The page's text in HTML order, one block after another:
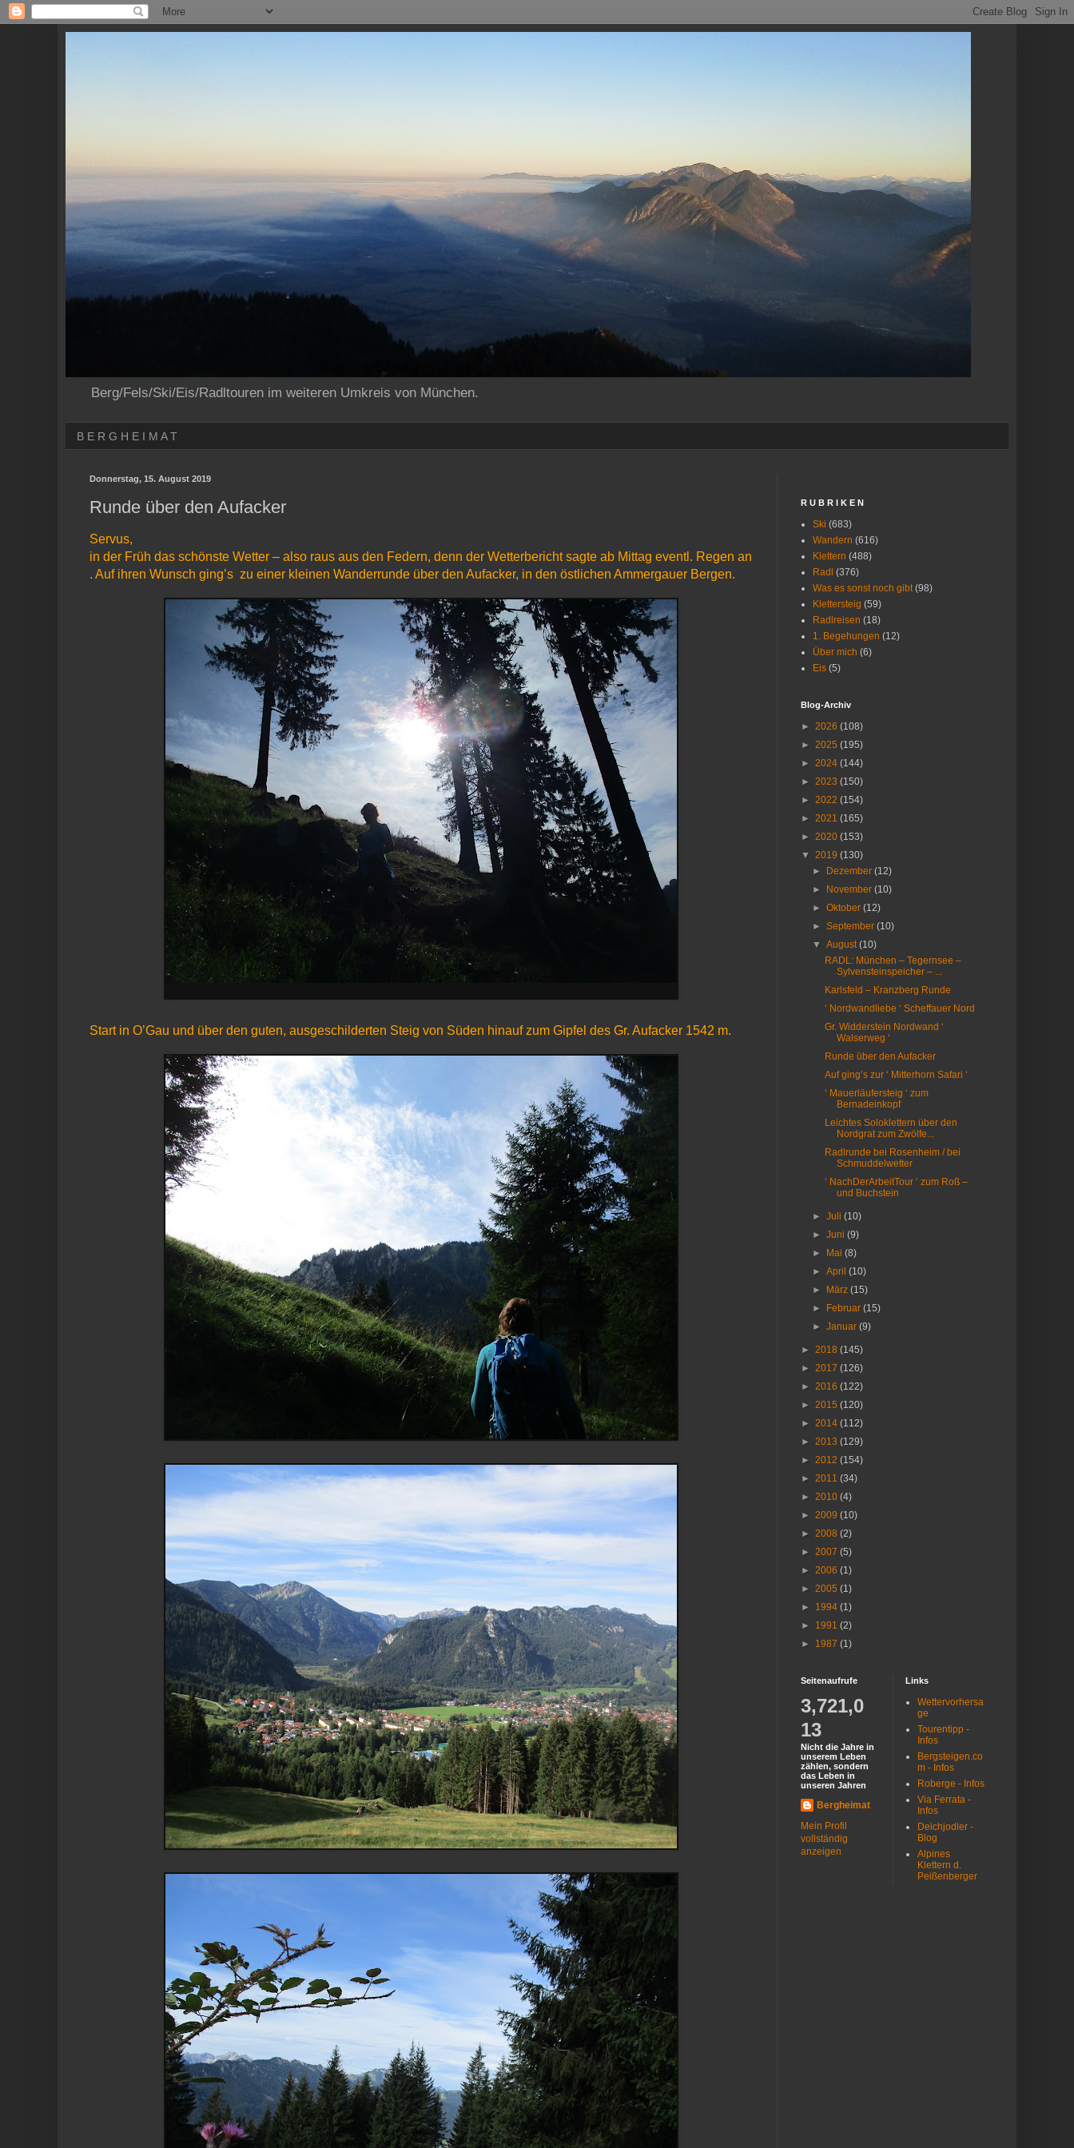
Berg/Fels/Ski/Eis/Radltouren im weiteren Umkreis von München.
B E R G H E I M A T
Donnerstag, 15. August 2019
Runde über den Aufacker
Servus,
in der Früh das schönste Wetter – also raus aus den Federn, denn der Wetterbericht sagte ab Mittag eventl. Regen an
. Auf ihren Wunsch ging’s zu einer kleinen Wanderrunde über den Aufacker, in den östlichen Ammergauer Bergen.
Start in O’Gau und über den guten, ausgeschilderten Steig von Süden hinauf zum Gipfel des Gr. Aufacker 1542 m.
R U B R I K E N
Ski (683)
Wandern (616)
Klettern (488)
Radl (376)
Was es sonst noch gibt (98)
Klettersteig (59)
Radlreisen (18)
1. Begehungen (12)
Über mich (6)
Eis (5)
Blog-Archiv
► 2026 (108)
► 2025 (195)
► 2024 (144)
► 2023 (150)
► 2022 (154)
► 2021 (165)
► 2020 (153)
▼ 2019 (130)
►
Dezember(12)
►
November(10)
►Oktober(12)
►September(10)
▼August(10)
RADL: München – Tegernsee –
Sylvensteinspeicher – ...
Karlsfeld – Kranzberg Runde
‘ Nordwandliebe ‘ Scheffauer Nord
Gr. Widderstein Nordwand ‘
Walserweg ‘
Runde über den Aufacker
Auf ging’s zur ‘ Mitterhorn Safari ‘
‘ Mauerläufersteig ‘ zum
Bernadeinkopf
Leichtes Soloklettern über den
Nordgrat zum Zwölfe...
Radlrunde bei Rosenheim / bei
Schmuddelwetter
‘ NachDerArbeitTour ‘ zum Roß –
und Buchstein
►Juli(10)
►Juni(9)
►
Mai(8)
►April(10)
►
März(15)
►
Februar(15)
►Januar(9)
► 2018 (145)
► 2017 (126)
► 2016 (122)
► 2015 (120)
► 2014 (112)
► 2013 (129)
► 2012 (154)
► 2011 (34)
► 2010 (4)
► 2009 (10)
► 2008 (2)
► 2007 (5)
► 2006 (1)
► 2005 (1)
► 1994 (1)
► 1991 (2)
► 1987 (1)
Seitenaufrufe
3,721,0
13
Nicht die Jahre in
unserem Leben
zählen, sondern
das Leben in
unseren Jahren
Bergheimat
Mein Profil
vollständig
anzeigen
Links
Wettervorhersa
ge
Tourentipp -
Infos
Bergsteigen.co
m - Infos
Roberge - Infos
Via Ferrata -
Infos
Deichjodler -
Blog
Alpines
Klettern d.
Peißenberger